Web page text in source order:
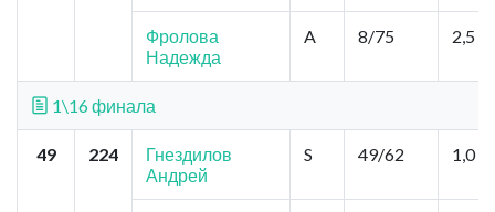
Фролова
Надежда
A 8/75 2,5
1\16 финала
49 224
Гнездилов
Андрей
S 49/62 1,0